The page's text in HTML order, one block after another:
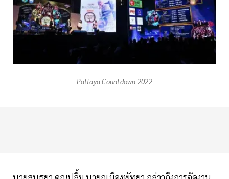
Pattaya Countdown 2022